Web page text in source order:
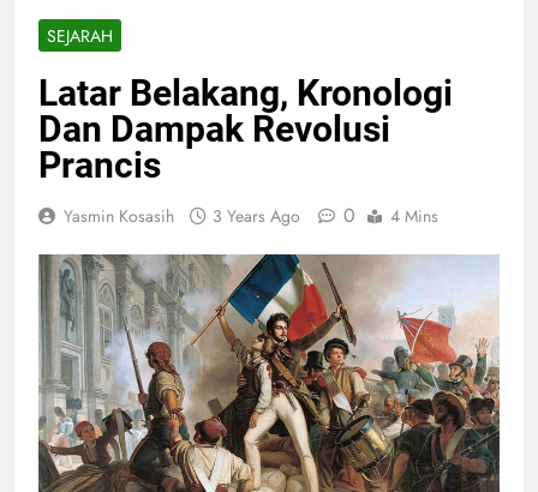
SEJARAH
Latar Belakang, Kronologi
Dan Dampak Revolusi
Prancis
Yasmin Kosasih 3 Years Ago 0 4 Mins